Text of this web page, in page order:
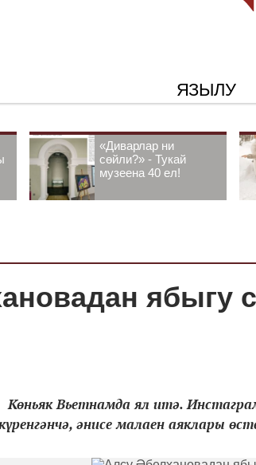
ЯЗЫЛУ
«Диварлар ни
сөйли?» - Тукай
музеена 40 ел!
ябыгу
Вьетнамда ял итә.
әнисе малаен аяклары